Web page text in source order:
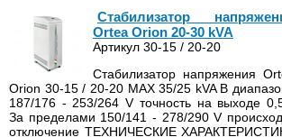
Стабилизатор
Ortea Orion 20-30 kVA
Артикул 30-15 / 20-20
Стабилизатор напряжения
Orion 30-15 / 20-20 MAX 35/25 kVA В
187/176 - 253/264 V точность на выходе
За пределами 150/141 - 278/290 V
отключение ТЕХНИЧЕСКИЕ